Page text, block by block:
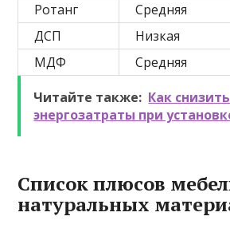
Ротанг Средняя
ДСП
Низкая
МДФ
Средняя
Читайте также: Как снизить
энергозатраты при
Список плюсов
натуральных